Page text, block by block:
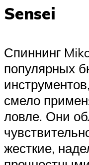
Sensei
Спиннинг
популярных
смело
ловле. Они
жесткие,